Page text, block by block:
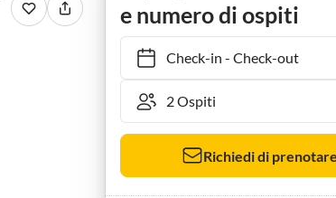
e numero di ospiti
Check-in- Check-out
Richiedi di prenotare